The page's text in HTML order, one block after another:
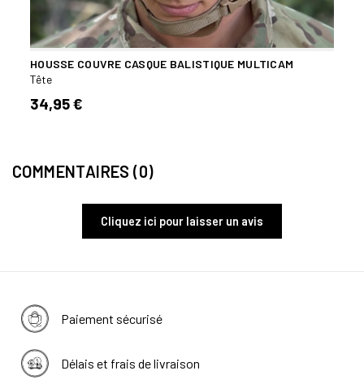
HOUSSE COUVRE CASQUE BALISTIQUE MULTICAM
Tête
34,95 €
COMMENTAIRES (0)
Cliquez ici pour laisser un avis
Paiement sécurisé
Délais et frais de livraison